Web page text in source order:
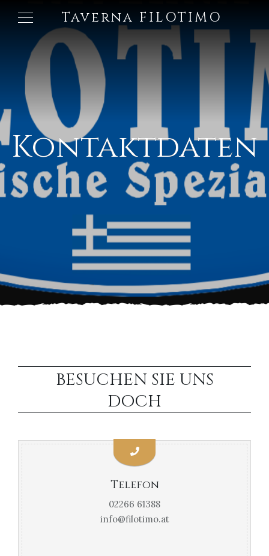
Taverna FILOTIMO
Kontaktdaten
BESUCHEN SIE UNS
DOCH
Telefon
02266 61388
info@filotimo.at